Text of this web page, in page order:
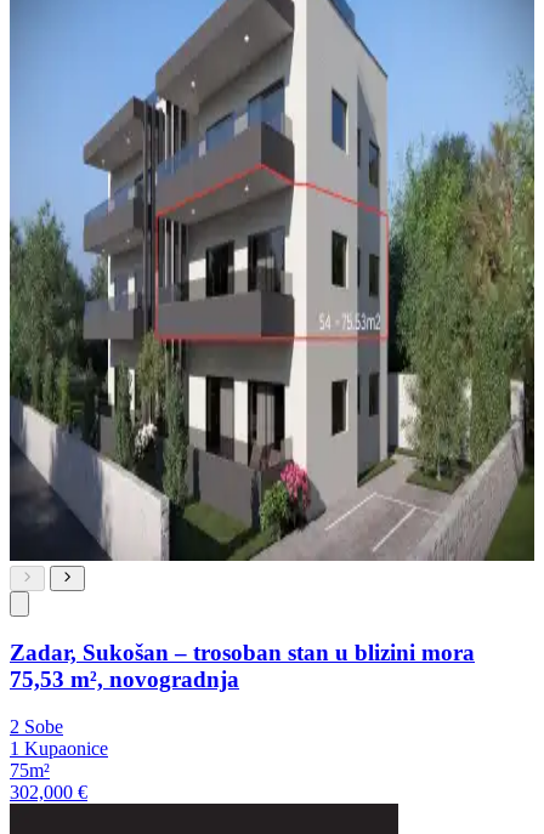
Zadar, Sukošan – trosoban stan u blizini mora
75,53 m², novogradnja
2 Sobe
1 Kupaonice
75m²
302,000 €